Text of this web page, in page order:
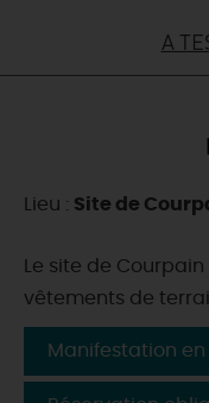
A
Lieu : Site de
Le site de
vêtements de
Manifestation